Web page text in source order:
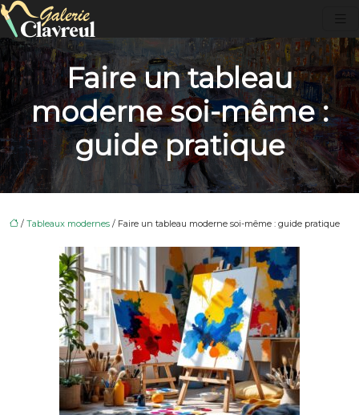
Faire un tableau
moderne soi-même :
guide pratique
/ Tableaux modernes / Faire un tableau moderne soi-même : guide pratique